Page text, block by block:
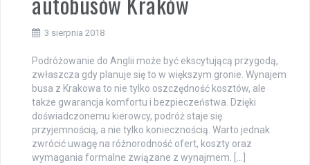
3 sierpnia 2018
Podróżowanie do Anglii może być ekscytującą przygodą,
zwłaszcza gdy planuje się to w większym gronie. Wynajem
busa z Krakowa to nie tylko oszczędność kosztów, ale
także gwarancja komfortu i bezpieczeństwa. Dzięki
doświadczonemu kierowcy, podróż staje się
przyjemnością, a nie tylko koniecznością. Warto jednak
zwrócić uwagę na różnorodność ofert, koszty oraz
wymagania formalne związane z wynajmem. […]